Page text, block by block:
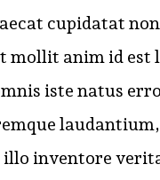
cupidatat
mollit anim id est
iste natus
illo inventore